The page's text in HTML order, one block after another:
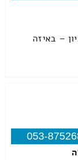
– באיזה
053-